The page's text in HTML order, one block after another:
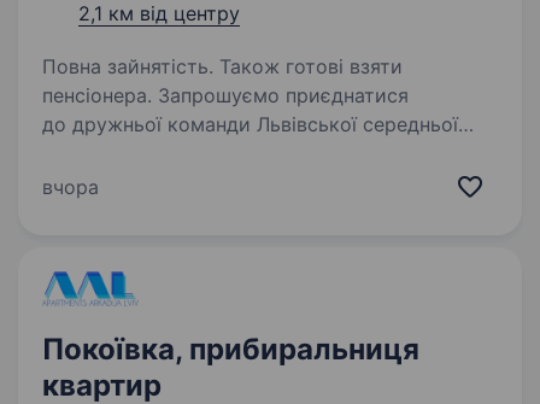
2,1 км від центру
Повна зайнятість. Також готові взяти
пенсіонера. Запрошуємо приєднатися
до дружньої команди Львівської середньої
прибиральниці. Ми цінуємо кожного, хто
вчора
Покоївка, прибиральниця
квартир